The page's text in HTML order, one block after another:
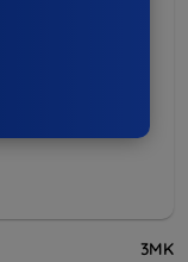
3MK